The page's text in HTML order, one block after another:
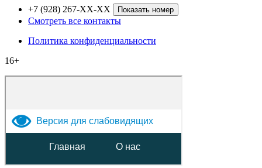
+7 (928) 267-XX-XX Показать номер
Смотреть все контакты
Политика конфиденциальности
16+